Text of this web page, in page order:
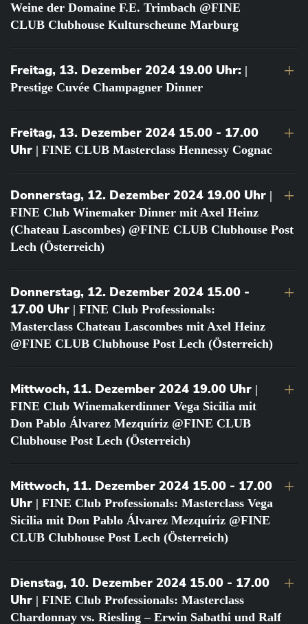
Weine der Domaine F.E. Trimbach @FINE
CLUB Clubhouse Kulturscheune Marburg
Freitag, 13. Dezember 2024 19.00 Uhr: |
Prestige Cuvée Champagner Dinner
Freitag, 13. Dezember 2024 15.00 - 17.00
Uhr | FINE CLUB Masterclass Hennessy Cognac
Donnerstag, 12. Dezember 2024 19.00 Uhr |
FINE Club Winemaker Dinner mit Axel Heinz
(Chateau Lascombes) @FINE CLUB Clubhouse Post
Lech (Österreich)
Donnerstag, 12. Dezember 2024 15.00 -
17.00 Uhr | FINE Club Professionals:
Masterclass Chateau Lascombes mit Axel Heinz
@FINE CLUB Clubhouse Post Lech (Österreich)
Mittwoch, 11. Dezember 2024 19.00 Uhr |
FINE Club Winemakerdinner Vega Sicilia mit
Don Pablo Álvarez Mezquíriz @FINE CLUB
Clubhouse Post Lech (Österreich)
Mittwoch, 11. Dezember 2024 15.00 - 17.00
Uhr | FINE Club Professionals: Masterclass Vega
Sicilia mit Don Pablo Álvarez Mezquíriz @FINE
CLUB Clubhouse Post Lech (Österreich)
Dienstag, 10. Dezember 2024 15.00 - 17.00
Uhr | FINE Club Professionals: Masterclass
Chardonnay vs. Riesling – Erwin Sabathi und Ralf